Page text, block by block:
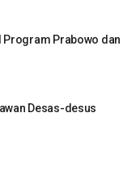
Program Prabowo dan
Desas-desus